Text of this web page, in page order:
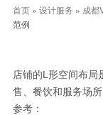
首页 » 设计服务 » 成都
范例
店铺的L形空间布局
售、餐饮和服务场
参考：